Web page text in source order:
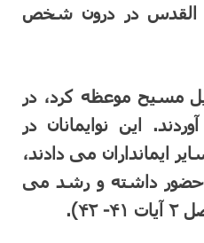
در درون شخص
مسیح موعظه کرد، در
آوردند. این نوایمانان در
ایمانداران می دادند،
حضور داشته و رشد می
۴۲).